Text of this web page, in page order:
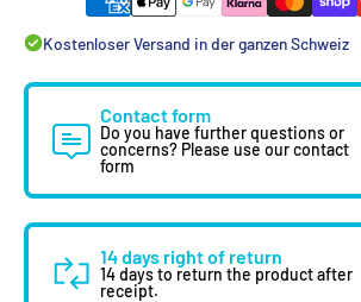
Kostenloser Versand in der ganzen Schweiz
Contact form
Do you have further questions or
concerns? Please use our contact
form
14 days right of return
14 days to return the product after
receipt.